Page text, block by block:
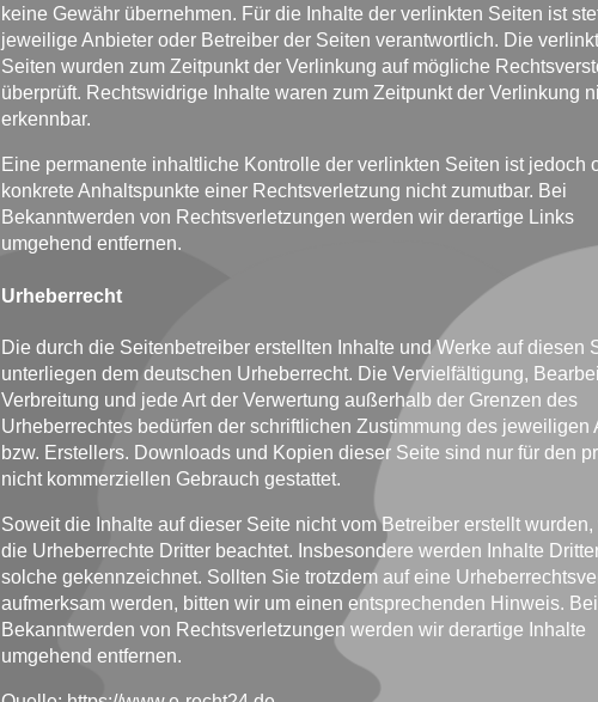
keine Gewähr übernehmen. Für die Inhalte der verlinkten Seiten ist
jeweilige Anbieter oder Betreiber der Seiten verantwortlich. Die
Seiten wurden zum Zeitpunkt der Verlinkung auf mögliche
überprüft. Rechtswidrige Inhalte waren zum Zeitpunkt der Verlinkung
erkennbar.
Eine permanente inhaltliche Kontrolle der verlinkten Seiten ist jedoch
konkrete Anhaltspunkte einer Rechtsverletzung nicht zumutbar. Bei
Bekanntwerden von Rechtsverletzungen werden wir derartige Links
umgehend entfernen.
Urheberrecht
Die durch die Seitenbetreiber erstellten Inhalte und Werke auf diesen
unterliegen dem deutschen Urheberrecht. Die Vervielfältigung,
Verbreitung und jede Art der Verwertung außerhalb der Grenzen des
Urheberrechtes bedürfen der schriftlichen Zustimmung des jeweiligen
bzw. Erstellers. Downloads und Kopien dieser Seite sind nur für den
nicht kommerziellen Gebrauch gestattet.
Soweit die Inhalte auf dieser Seite nicht vom Betreiber erstellt wurden,
die Urheberrechte Dritter beachtet. Insbesondere werden Inhalte
solche gekennzeichnet. Sollten Sie trotzdem auf eine
aufmerksam werden, bitten wir um einen entsprechenden Hinweis. Bei
Bekanntwerden von Rechtsverletzungen werden wir derartige Inhalte
umgehend entfernen.